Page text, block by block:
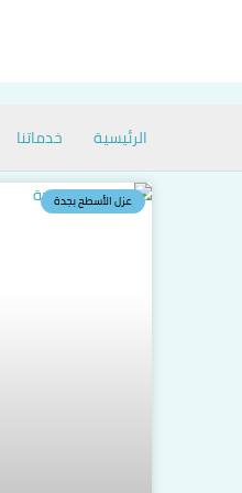
الرئيسية خدماتنا
عزل الأسطح بجدة